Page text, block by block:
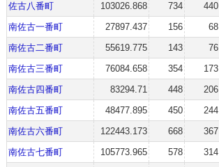
佐古八番町
103026.868 734 440
南佐古一番町
27897.437 156 68
南佐古二番町
55619.775 143 76
南佐古三番町
76084.658 354 173
南佐古四番町
83294.71 448 206
南佐古五番町
48477.895 450 244
南佐古六番町
122443.173 668 367
南佐古七番町
105773.965 578 314